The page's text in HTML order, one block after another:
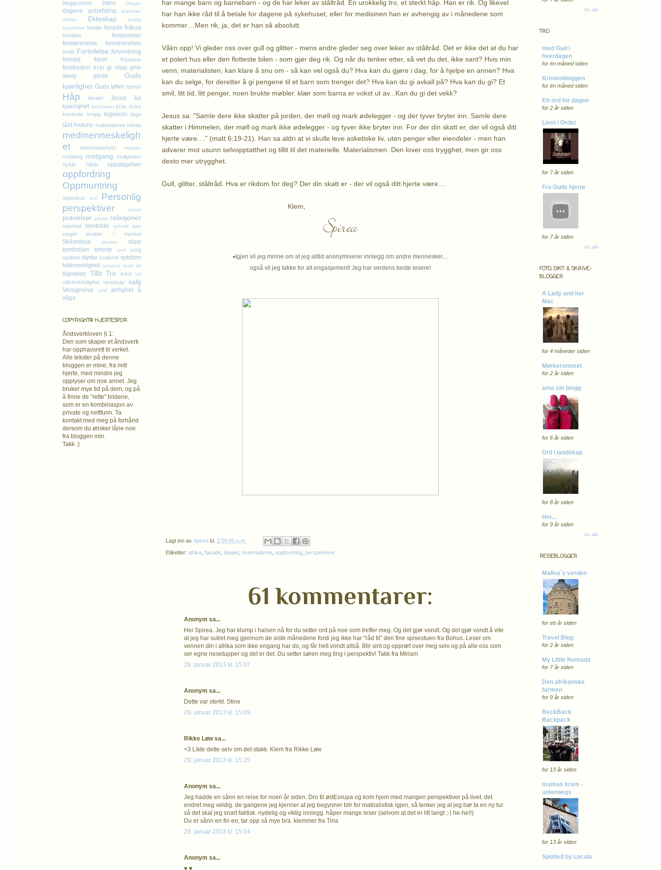
har mange barn og barnebarn - og de har leker av ståltråd. En urokkelig tro, et sterkt håp. Han er rik. Og likevel
har han ikke råd til å betale for dagene på sykehuset, eller for medisinen han er avhengig av i månedene som
kommer....Men rik, ja, det er han så absolutt.
Våkn opp! Vi gleder oss over gull og glitter - mens andre gleder seg over leker av ståltråd. Det er ikke det at du har
et polert hus eller den flotteste bilen - som gjør deg rik. Og når du tenker etter, så vet du det, ikke sant? Hvis min
venn, materialisten, kan klare å snu om - så kan vel også du? Hva kan du gjøre i dag, for å hjelpe en annen? Hva
kan du selge, for deretter å gi pengene til et barn som trenger det? Hva kan du gi avkall på? Hva kan du gi? Et
smil, litt tid, litt penger, noen brukte møbler, klær som barna er vokst ut av...Kan du gi det vekk?
Jesus sa: "Samle dere ikke skatter på jorden, der møll og mark ødelegger - og der tyver bryter inn. Samle dere
skatter i Himmelen, der møll og mark ikke ødelegger - og tyver ikke bryter inn. For der din skatt er, der vil også ditt
hjerte være...." (matt 6:19-21). Han sa aldri at vi skulle leve asketiske liv, uten penger eller eiendeler - men han
advarer mot usunn selvopptatthet og tillit til det materielle. Materialismen. Den lover oss trygghet, men gir oss
desto mer utrygghet.
Gull, glitter, ståltråd. Hva er rikdom for deg? Der din skatt er - der vil også ditt hjerte være....
Klem,
♥Igjen vil jeg minne om at jeg alltid anonymiserer innlegg om andre mennesker....
også vil jeg takke for alt engasjement! Jeg har verdens beste lesere!
Lagt inn av Spirea kl. 2:59:00 p.m.
Etiketter: afrika fasade idealer, materialisme oppfordring perspektiver
61 kommentarer:
Anonym sa...
Hei Spirea. Jeg har klump i halsen nå for du setter ord på noe som treffer meg. Og det gjør vondt. Og det gjør vondt å vite
at jeg har sutret meg gjennom de siste månedene fordi jeg ikke har "råd til" den fine spisestuen fra Bohus. Leser om
vennen din i afrika som ikke engang har do, og får helt vondt altså. Blir sint og opprørt over meg selv og på alle oss som
ser egne nesetupper og det er det. Du setter søren meg ting i perspektiv! Takk fra Miriam
29. januar 2013 kl. 15:07
Anonym sa...
Dette var sterkt. Stine
29. januar 2013 kl. 15:09
Rikke Løw sa...
<3 Likte dette selv om det stakk. Klem fra Rikke Løw
29. januar 2013 kl. 15:25
Anonym sa...
Jeg hadde en sånn en reise for noen år siden. Dro til østEorupa og kom hjem med mangen perspektiver på livet. det
endret meg veldig. de gangene jeg kjenner at jeg begynner blir for matrialistisk igjen, så tenker jeg at jeg bør ta en ny tur.
så det skal jeg snart faktisk. nydelig og viktig innlegg. håper mange leser (selvom at det er litt langt ;-) he-he!!)
Du er sånn en fin en, tar opp så mye bra. klemmer fra Tina
29. januar 2013 kl. 15:54
Anonym sa...
♥ ♥
bloggtrøbbel bønn Dagen
dagens anbefaling
drømmer
døden
Ekteskap
enslig
ensomhet familie fasade fokus
forbilder
fordommer
fordømmelse
foreldrerollen
fortid Fortvilelse forventning
fremtid
frihet fristelser
frustrasjon frykt gi slipp give
away
glede
Guds
kjærlighet Guds løfter humor
Håp idealer Jesus
Jul
kjærlighet kontraster krav krise
kristenliv kropp legedom løgn
lånt historie materialisme media
medmenneskeligh
et
menneskefrykt mirakler
mobbing motgang
muligheter
nyttår
nåde oppdagelser
oppfordring
Oppmuntring
oppvekst ord
Personlig
perspektiver
privat
prøvelser påske relasjoner
sannhet selvbilde selvtillit
sex
singel
skatter i mørket
Skilsmisse sladder
slipp
kontrollen
smerte smil
sorg
stolthet styrke svakhet sykdom
takknemlighet tankens kraft tid
tilgivelse Tillit Tro trøst tvil
utilstrekkelighet utroskap valg
Velsignelse vold ærlighet
å
våge
COPYRIGHT© HJERTESPOR
Åndsverkloven § 1:
Den som skaper et åndsverk
har opphavsretttil verket.
Alle tekster på denne
bloggen er mine, fra mitt
hjerte, med mindre jeg
opplyser om noe annet. Jeg
bruker mye tid på dem, og på
å finne de "rette" bildene,
som er en kombinasjon av
private og nettfunn. Ta
kontakt med meg på forhånd
dersom du ønsker låne noe
fra bloggen min.
Takk :)
Vis alle
TRO
med Gud i
hverdagen
for én måned siden
Kristenbloggen
for én måned siden
Ett ord for dagen
for 2 år siden
Livet i Ordet
for 7 år siden
Fra Guds hjerte
for 7 år siden
Vis alle
FOTO, DIKT & SKRIVE-
BLOGGER
A Lady and her
Mac
for 4 måneder siden
Mørkerommet
for 2 år siden
amo sin blogg
for 6 år siden
Ord i landskap
for 8 år siden
Hm...
for 9 år siden
Vis alle
REISEBLOGGER
Maliva`s verden
for ett år siden
Travel Blog
for 2 år siden
My Little Nomads
for 7 år siden
Den afrikanske
farmen
for 9 år siden
BeckBack
Backpack
for 13 år siden
mamas kram -
unterwegs
for 13 år siden
Spotted by Locals